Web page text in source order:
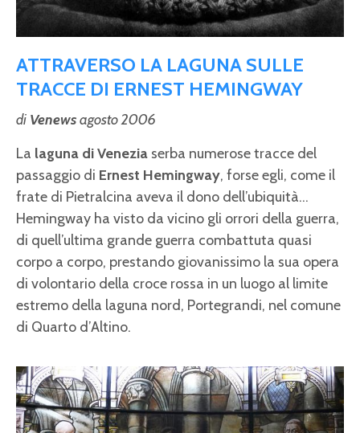
ATTRAVERSO LA LAGUNA SULLE
TRACCE DI ERNEST HEMINGWAY
di Venewsagosto 2006
La laguna di Venezia serba numerose tracce del
passaggio di Ernest Hemingway, forse egli, come il
frate di Pietralcina aveva il dono dell’ubiquità…
Hemingway ha visto da vicino gli orrori della guerra,
di quell’ultima grande guerra combattuta quasi
corpo a corpo, prestando giovanissimo la sua opera
di volontario della croce rossa in un luogo al limite
estremo della laguna nord, Portegrandi, nel comune
di Quarto d’Altino.